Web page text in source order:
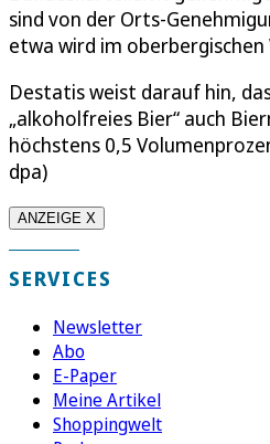
sind von der Orts-
etwa wird im
Destatis weist darauf hin,
„alkoholfreies Bier“ auch
höchstens 0,5
dpa)
ANZEIGE X
SERVICES
Newsletter
Abo
E-Paper
Meine Artikel
Shoppingwelt